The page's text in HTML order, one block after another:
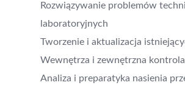
Rozwiązywanie problemów
laboratoryjnych
Tworzenie i aktualizacja
Wewnętrza i zewnętrzna
Analiza i preparatyka nasienia